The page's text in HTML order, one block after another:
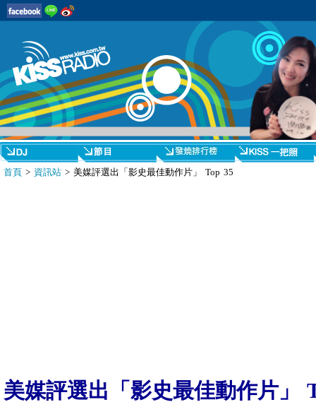
首頁 > 資訊站 > 美媒評選出「影史最佳動作片」 Top 35
美媒評選出「影史最佳動作片」